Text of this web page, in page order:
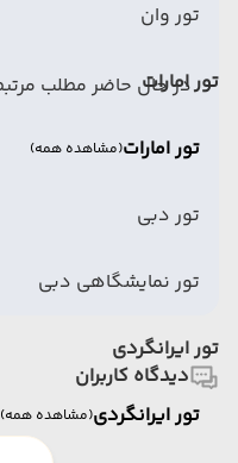
تور وان
تور امارات
تور امارات(مشاهده همه)
تور دبی
تور نمایشگاهی دبی
تور ایرانگردی
تور ایرانگردی(مشاهده همه)
در حال حاضر مطلب
دیدگاه کاربران